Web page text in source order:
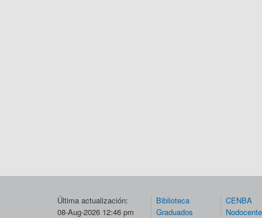
Última actualización:
08-Aug-2026 12:46 pm
Biblioteca
Graduados
CENBA